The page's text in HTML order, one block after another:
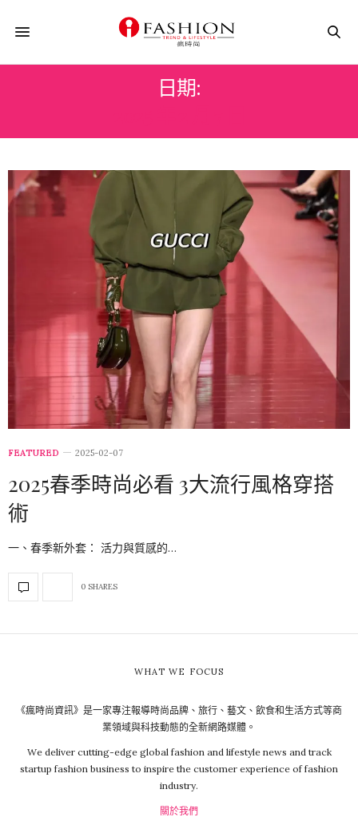
日期:
FEATURED 2025-02-07
2025春季時尚必看 3大流行風格穿搭
術
一、春季新外套： 活力與質感的…
0 SHARES
WHAT WE FOCUS
《瘋時尚資訊》是一家專注報導時尚品牌、旅行、藝文、飲食和生活方式等商
業領域與科技動態的全新網路媒體。
We deliver cutting-edge global fashion and lifestyle news and track
startup fashion business to inspire the customer experience of fashion
industry.
關於我們